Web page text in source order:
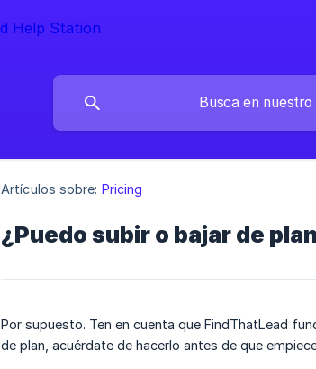
Artículos sobre: Pricing
¿Puedo subir o bajar de
Por supuesto. Ten en cuenta que FindThatLead
de plan, acuérdate de hacerlo antes de que